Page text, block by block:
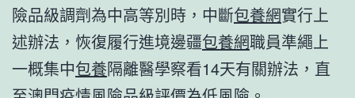
險品級調劑為中高等別時，中斷包養網實行上
述辦法，恢復履行進境邊疆包養網職員準繩上
一概集中包養隔離醫學察看14天有關辦法，直